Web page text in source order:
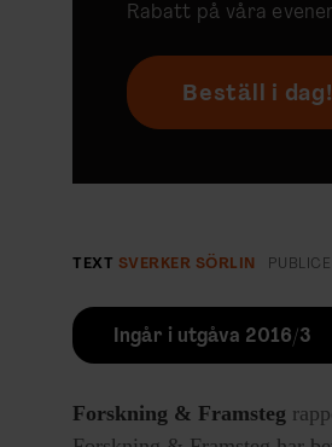
Rabatt på våra
Beställ i dag!
TEXT SVERKER SÖRLIN
Ingår i utgåva 2016/3
Forskning & Framsteg